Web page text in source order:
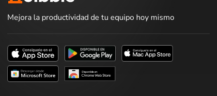
Mejora la productividad de tu equipo hoy mismo